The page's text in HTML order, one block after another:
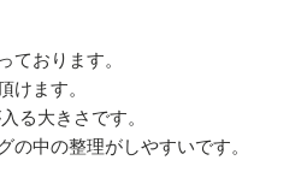
ております。
けます。
る大きさです。
の中の整理がしやすいです。